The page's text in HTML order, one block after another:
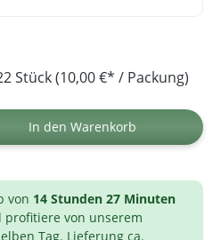
Stück (10,00 €* / Packung)
den gewünschten
In den Warenkorb
von 14 Stunden 27 Minuten
profitiere von unserem
Tag. Lieferung ca.